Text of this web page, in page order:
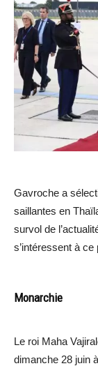
Gavroche a
saillantes en
survol de
s’intéressent à ce
Monarchie
Le roi Maha
dimanche 28 juin